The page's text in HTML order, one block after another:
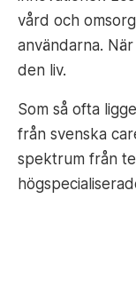
vård och
användarna.
den liv.
Som så ofta
från svenska
spektrum från